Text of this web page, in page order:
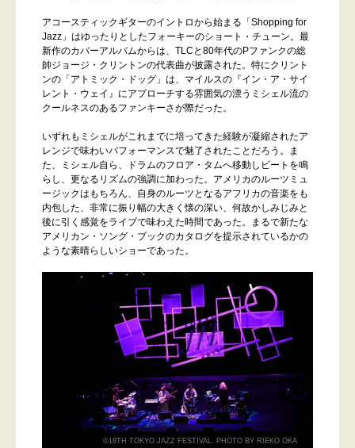
アコースティックギターのイントロから始まる「Shopping for
Jazz」はゆったりとしたフォーキーのショート・チューン。最
新作のカバーアルバムからは、TLCと80年代のPファンクの総
帥ジョージ・クリントンの代表曲が披露された。特にクリント
ンの「アトミック・ドッグ」は、マイルスの『イン・ア・サイ
レント・ウェイ』にアプローチする雰囲気の漂うミシェル流の
クールネスのあるファンキーさが際だった。
いずれもミシェルがこれまでに培ってきた経験が凝縮されたア
レンジで味わいパフォーマンスで魅了されたことだろう。ま
た、ミシェル自ら、ドラムのフロア・タムへ移動しビートを鳴
らし、更なるリズムの強調に加わった。アメリカのルーツミュ
ージックはもちろん、自身のルーツとなるアフリカの音楽をも
内包した、非常に振り幅の大きく懐の深い、何故かしみじみと
後に引く感覚をライブで味わえた時間であった。まるで新たな
アメリカン・ソング・ブックのカタログを提示されているかの
ような素晴らしいショーであった。
©18TH TOKYO JAZZ FESTIVAL. PHOTO BY RIEKO OKA